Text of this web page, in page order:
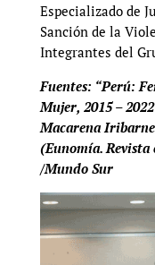
Especializado de
Sanción de la
Integrantes del
Fuentes: “Perú:
Mujer, 2015 –
Macarena
(Eunomía.
/Mundo Sur